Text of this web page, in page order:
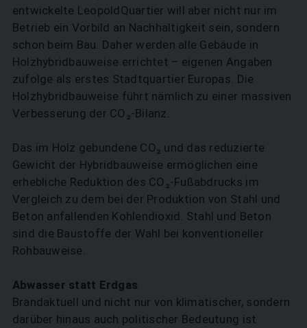
entwickelte LeopoldQuartier will aber nicht nur im
Betrieb ein Vorbild an Nachhaltigkeit sein, sondern
schon beim Bau. Daher werden alle Gebäude in
Holzhybridbauweise errichtet – eigenen Angaben
zufolge als erstes Stadtquartier Europas. Die
Holzhybridbauweise führt nämlich zu einer massiven
Verbesserung der CO₂-Bilanz.
Das im Holz gebundene CO₂ und das reduzierte
Gewicht der Hybridbau­weise ermöglichen eine
erhebliche Reduktion des CO₂-Fußabdrucks im
Vergleich zu dem bei der Produktion von Stahl und
Beton anfallenden Kohlendioxid. Stahl und Beton
sind die Baustoffe der Wahl bei konventioneller
Rohbauweise.
Abwasser statt Erdgas
Brandaktuell und nicht nur von klimatischer, sondern
darüber hinaus auch politischer Bedeutung ist